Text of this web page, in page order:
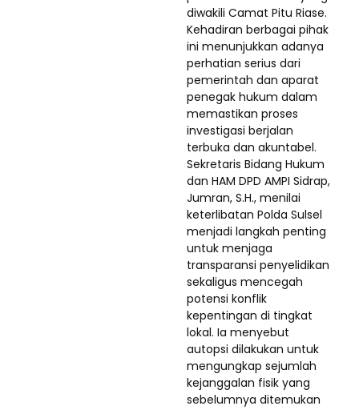
diwakili Camat Pitu Riase.
Kehadiran berbagai pihak
ini menunjukkan adanya
perhatian serius dari
pemerintah dan aparat
penegak hukum dalam
memastikan proses
investigasi berjalan
terbuka dan akuntabel.
Sekretaris Bidang Hukum
dan HAM DPD AMPI Sidrap,
Jumran, S.H., menilai
keterlibatan Polda Sulsel
menjadi langkah penting
untuk menjaga
transparansi penyelidikan
sekaligus mencegah
potensi konflik
kepentingan di tingkat
lokal. Ia menyebut
autopsi dilakukan untuk
mengungkap sejumlah
kejanggalan fisik yang
sebelumnya ditemukan